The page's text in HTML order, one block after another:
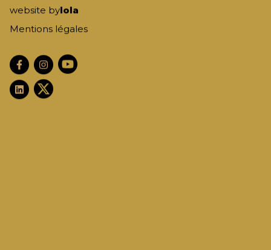
website bylola
Mentions légales